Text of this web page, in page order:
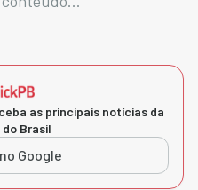
as principais notícias da
Brasil
Google